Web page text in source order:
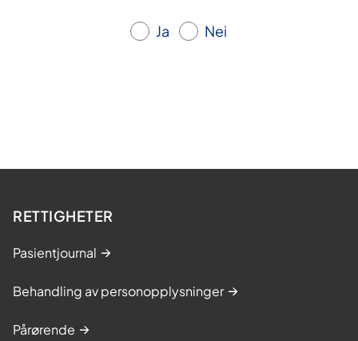
Ja Nei
RETTIGHETER
Pasientjournal
Behandling av personopplysninger
Pårørende